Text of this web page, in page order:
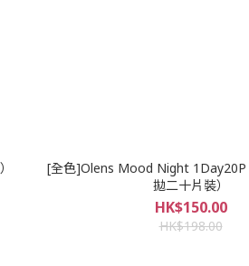
[全色]Olens Mood Night 1Day20P
拋二十片裝）
HK$150.00
HK$198.00